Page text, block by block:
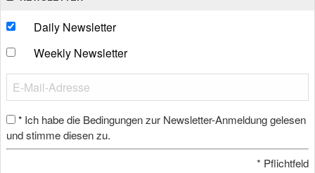
Daily Newsletter
Weekly Newsletter
* Ich habe die Bedingungen zur Newsletter-Anmeldung gelesen
und stimme diesen zu.
* Pflichtfeld